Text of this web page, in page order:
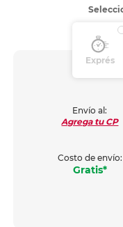
Exprés
Envío al:
Agrega tu CP
Costo de envío:
Gratis*